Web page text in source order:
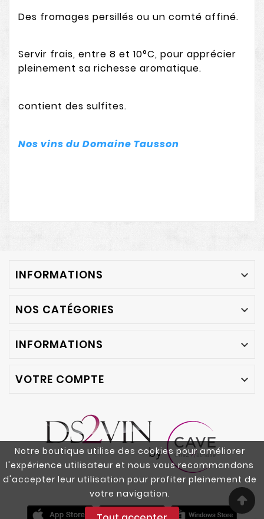
Notre boutique utilise des cookies pour améliorer
l'expérience utilisateur et nous vous recommandons
d'accepter leur utilisation pour profiter pleinement de
votre navigation.
Des fromages persillés ou un comté affiné.
Servir frais, entre 8 et 10°C, pour apprécier
pleinement sa richesse aromatique.
contient des sulfites.
Nos vins du Domaine Tausson
INFORMATIONS 
NOS CATÉGORIES 
INFORMATIONS 
VOTRE COMPTE 